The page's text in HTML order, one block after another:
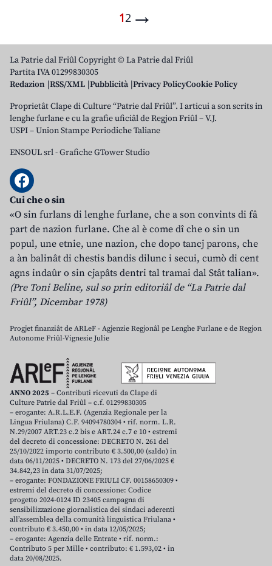
12 →
La Patrie dal Friûl Copyright © La Patrie dal Friûl
Partita IVA 01299830305
Redazion RSS/XML Pubblicità Privacy PolicyCookie Policy
Proprietât Clape di Culture “Patrie dal Friûl”. I articui a son scrits in
lenghe furlane e cu la grafie uficiâl de Regjon Friûl – V.J.
USPI – Union Stampe Periodiche Taliane
ENSOUL srl-Grafiche GTower Studio
Cui che o sin
«O sin furlans di lenghe furlane, che a son convints di fâ
part de nazion furlane. Che al è come dî che o sin un
popul, une etnie, une nazion, che dopo tancj parons, che
a àn balinât di chestis bandis dilunc i secui, cumò di cent
agns indaûr o sin cjapâts dentri tal tramai dal Stât talian».
(Pre Toni Beline, sul so prin editoriâl de “La Patrie dal
Friûl”, Dicembar 1978)
Progjet finanziât de ARLeF - Agjenzie Regjonâl pe Lenghe Furlane e de Regjon
Autonome Friûl-Vignesie Julie
ANNO 2025 – Contributi ricevuti da Clape di
Culture Patrie dal Friûl – c.f. 01299830305
– erogante: A.R.L.E.F. (Agenzia Regionale per la
Lingua Friulana) C.F. 94094780304 • rif. norm. L.R.
N.29/2007 ART.23 c.2 bis e ART.24 c.7 e 10 • estremi
del decreto di concessione: DECRETO N. 261 del
25/10/2022 importo contributo € 3.500,00 (saldo) in
data 06/11/2025 • DECRETO N. 173 del 27/06/2025 €
34.842,23 in data 31/07/2025;
– erogante: FONDAZIONE FRIULI CF. 00158650309 •
estremi del decreto di concessione: Codice
progetto 2024-0124 ID 23405 campagna di
sensibilizzazione giornalistica dei sindaci aderenti
all’assemblea della comunità linguistica Friulana •
contributo € 3.450,00 • in data 12/05/2025;
– erogante: Agenzia delle Entrate • rif. norm.:
Contributo 5 per Mille • contributo: € 1.593,02 • in
data 20/08/2025.